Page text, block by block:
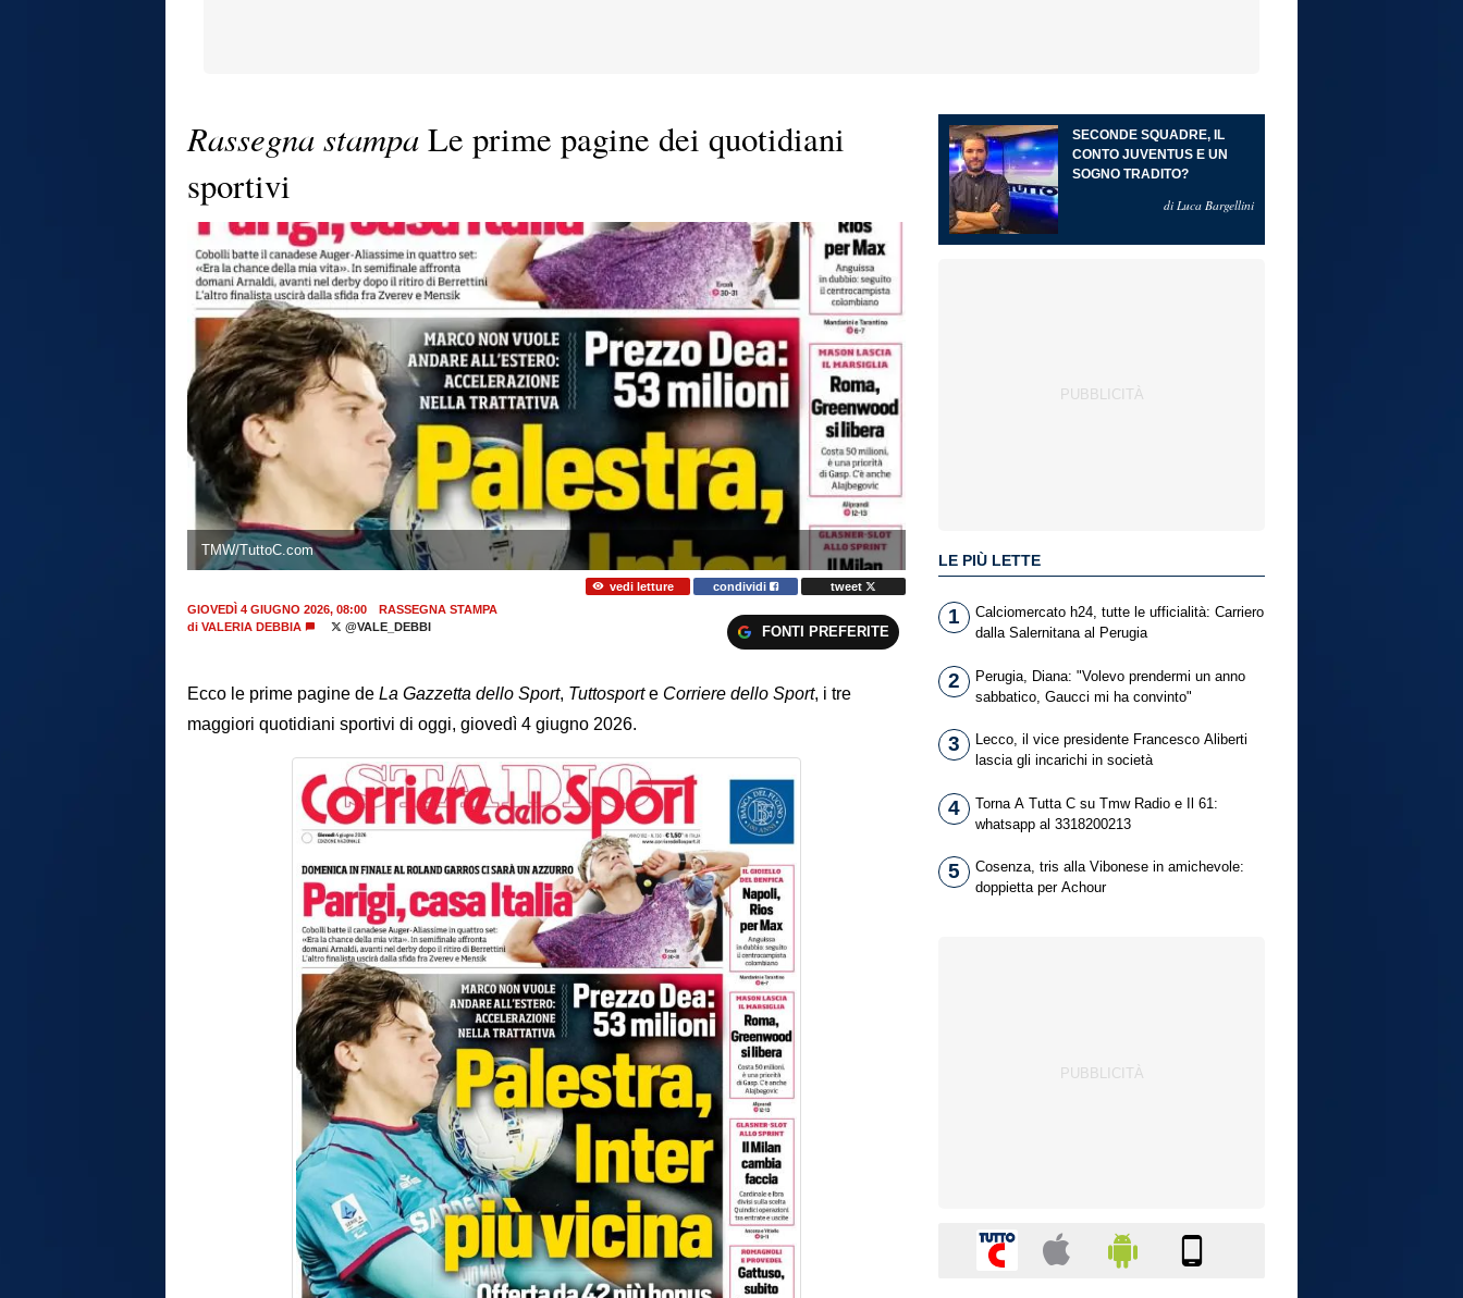
Rassegna stampaLe prime pagine dei quotidiani
sportivi
TMW/TuttoC.com
vedi letture condividi
tweet
GIOVEDÌ 4 GIUGNO 2026, 08:00
RASSEGNA STAMPA
di VALERIA DEBBIA @VALE_DEBBI FONTI PREFERITE
Ecco le prime pagine de La Gazzetta dello Sport, Tuttosporte Corriere dello Sport, i tre
maggiori quotidiani sportivi di oggi, giovedì 4 giugno 2026.
SECONDE SQUADRE, IL
CONTO JUVENTUS E UN
SOGNO TRADITO?
di Luca Bargellini
LE PIÙ LETTE
1
Calciomercato h24, tutte le ufficialità: Carriero
dalla Salernitana al Perugia
2
Perugia, Diana: "Volevo prendermi un anno
sabbatico, Gaucci mi ha convinto"
3
Lecco, il vice presidente Francesco Aliberti
lascia gli incarichi in società
4
Torna A Tutta C su Tmw Radio e Il 61:
whatsapp al 3318200213
5
Cosenza, tris alla Vibonese in amichevole:
doppietta per Achour